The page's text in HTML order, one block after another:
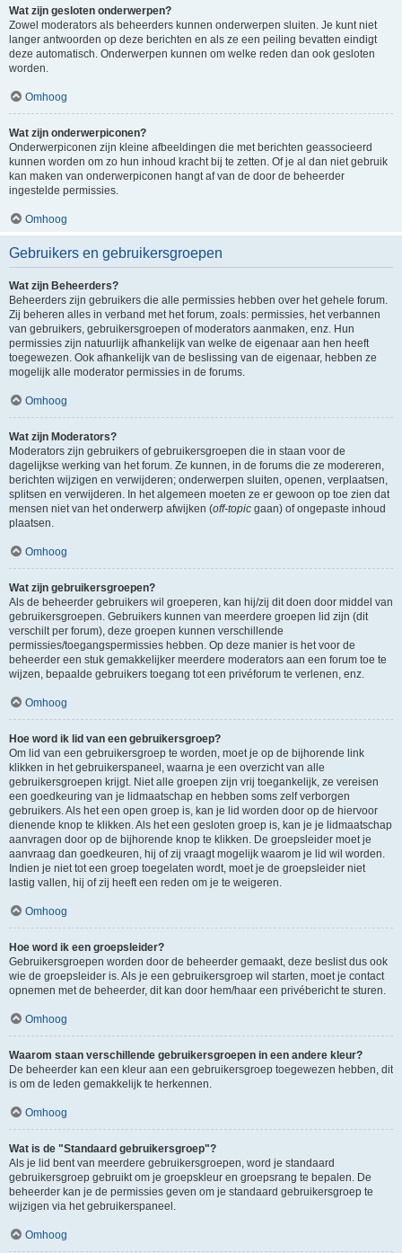
Wat zijn gesloten onderwerpen?
Zowel moderators als beheerders kunnen onderwerpen sluiten. Je kunt niet
langer antwoorden op deze berichten en als ze een peiling bevatten eindigt
deze automatisch. Onderwerpen kunnen om welke reden dan ook gesloten
worden.
Omhoog
Wat zijn onderwerpiconen?
Onderwerpiconen zijn kleine afbeeldingen die met berichten geassocieerd
kunnen worden om zo hun inhoud kracht bij te zetten. Of je al dan niet gebruik
kan maken van onderwerpiconen hangt af van de door de beheerder
ingestelde permissies.
Omhoog
Gebruikers en gebruikersgroepen
Wat zijn Beheerders?
Beheerders zijn gebruikers die alle permissies hebben over het gehele forum.
Zij beheren alles in verband met het forum, zoals: permissies, het verbannen
van gebruikers, gebruikersgroepen of moderators aanmaken, enz. Hun
permissies zijn natuurlijk afhankelijk van welke de eigenaar aan hen heeft
toegewezen. Ook afhankelijk van de beslissing van de eigenaar, hebben ze
mogelijk alle moderator permissies in de forums.
Omhoog
Wat zijn Moderators?
Moderators zijn gebruikers of gebruikersgroepen die in staan voor de
dagelijkse werking van het forum. Ze kunnen, in de forums die ze modereren,
berichten wijzigen en verwijderen; onderwerpen sluiten, openen, verplaatsen,
splitsen en verwijderen. In het algemeen moeten ze er gewoon op toe zien dat
mensen niet van het onderwerp afwijken (off-topic gaan) of ongepaste inhoud
plaatsen.
Omhoog
Wat zijn gebruikersgroepen?
Als de beheerder gebruikers wil groeperen, kan hij/zij dit doen door middel van
gebruikersgroepen. Gebruikers kunnen van meerdere groepen lid zijn (dit
verschilt per forum), deze groepen kunnen verschillende
permissies/toegangspermissies hebben. Op deze manier is het voor de
beheerder een stuk gemakkelijker meerdere moderators aan een forum toe te
wijzen, bepaalde gebruikers toegang tot een privéforum te verlenen, enz.
Omhoog
Hoe word ik lid van een gebruikersgroep?
Om lid van een gebruikersgroep te worden, moet je op de bijhorende link
klikken in het gebruikerspaneel, waarna je een overzicht van alle
gebruikersgroepen krijgt. Niet alle groepen zijn vrij toegankelijk, ze vereisen
een goedkeuring van je lidmaatschap en hebben soms zelf verborgen
gebruikers. Als het een open groep is, kan je lid worden door op de hiervoor
dienende knop te klikken. Als het een gesloten groep is, kan je je lidmaatschap
aanvragen door op de bijhorende knop te klikken. De groepsleider moet je
aanvraag dan goedkeuren, hij of zij vraagt mogelijk waarom je lid wil worden.
Indien je niet tot een groep toegelaten wordt, moet je de groepsleider niet
lastig vallen, hij of zij heeft een reden om je te weigeren.
Omhoog
Hoe word ik een groepsleider?
Gebruikersgroepen worden door de beheerder gemaakt, deze beslist dus ook
wie de groepsleider is. Als je een gebruikersgroep wil starten, moet je contact
opnemen met de beheerder, dit kan door hem/haar een privébericht te sturen.
Omhoog
Waarom staan verschillende gebruikersgroepen in een andere kleur?
De beheerder kan een kleur aan een gebruikersgroep toegewezen hebben, dit
is om de leden gemakkelijk te herkennen.
Omhoog
Wat is de "Standaard gebruikersgroep"?
Als je lid bent van meerdere gebruikersgroepen, word je standaard
gebruikersgroep gebruikt om je groepskleur en groepsrang te bepalen. De
beheerder kan je de permissies geven om je standaard gebruikersgroep te
wijzigen via het gebruikerspaneel.
Omhoog